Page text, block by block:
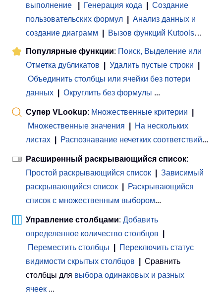
выполнение
Генерация кода
Создание
пользовательских формул
Анализ данных и
создание диаграмм
Вызов функций Kutools…
Популярные функции: Поиск, Выделение или
Отметка дубликатов
Удалить пустые строки
Объединить столбцы или ячейки без потери
данных
Округлить без формулы ...
Супер VLookup: Множественные критерии
Множественные значения
На нескольких
листах
Распознавание нечетких соответствий...
Расширенный раскрывающийся список:
Простой раскрывающийся список
Зависимый
раскрывающийся список
Раскрывающийся
список с множественным выбором...
Управление столбцами: Добавить
определенное количество столбцов
Переместить столбцы
Переключить статус
видимости скрытых столбцов
Сравнить
столбцы для выбора одинаковых и разных
ячеек ...